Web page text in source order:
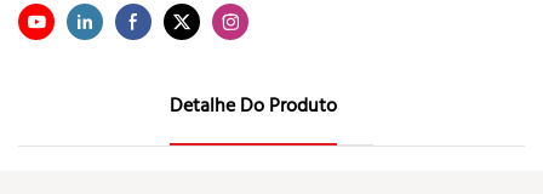
Detalhe Do Produto